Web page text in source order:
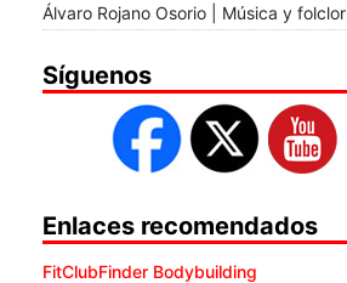
Álvaro Rojano Osorio | Música y folclor
Síguenos
Enlaces recomendados
FitClubFinder Bodybuilding